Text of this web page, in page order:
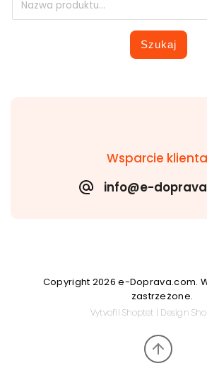
Wsparcie
info@e-
Szukaj
Copyright 2026e-Doprava.com.
zastrzeżone.
VytvořilShoptet | Design